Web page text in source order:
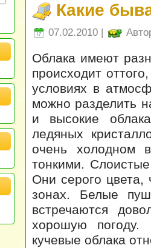
Какие
07.02.2010 |
Облака имеют
происходит
условиях в
можно разделить
и высокие
ледяных
очень холодном
тонкими.
Они серого цвета,
зонах. Белые
встречаются
хорошую погоду.
кучевые облака